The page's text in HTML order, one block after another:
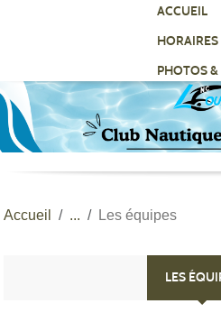
ACCUEIL
HORAIRES
PHOTOS
Accueil Les équipes
LES
Panneau de gestion des cookies